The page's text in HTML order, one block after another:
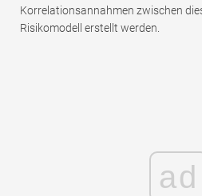
Korrelationsannahmen zwischen
Risikomodell erstellt werden.
ad